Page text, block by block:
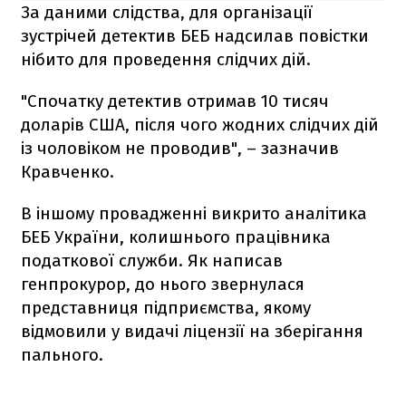
За даними слідства, для організації
зустрічей детектив БЕБ надсилав повістки
нібито для проведення слідчих дій.
"Спочатку детектив отримав 10 тисяч
доларів США, після чого жодних слідчих дій
із чоловіком не проводив", – зазначив
Кравченко.
В іншому провадженні викрито аналітика
БЕБ України, колишнього працівника
податкової служби. Як написав
генпрокурор, до нього звернулася
представниця підприємства, якому
відмовили у видачі ліцензії на зберігання
пального.